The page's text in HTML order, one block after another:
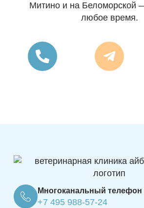
Митино и на Беломорской
любое время.
Многоканальный телефон
+7 495 988-57-24